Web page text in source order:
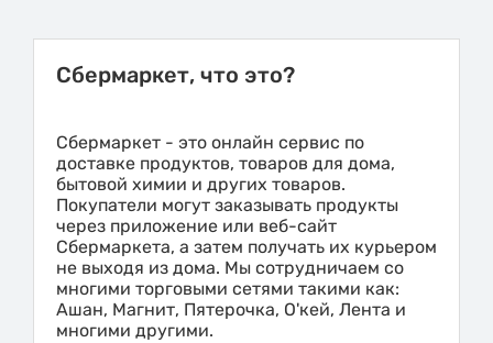
Сбермаркет, что это?
Сбермаркет - это онлайн сервис по
доставке продуктов, товаров для дома,
бытовой химии и других товаров.
Покупатели могут заказывать продукты
через приложение или веб-сайт
Сбермаркета, а затем получать их курьером
не выходя из дома. Мы сотрудничаем со
многими торговыми сетями такими как:
Ашан, Магнит, Пятерочка, О'кей, Лента и
многими другими.